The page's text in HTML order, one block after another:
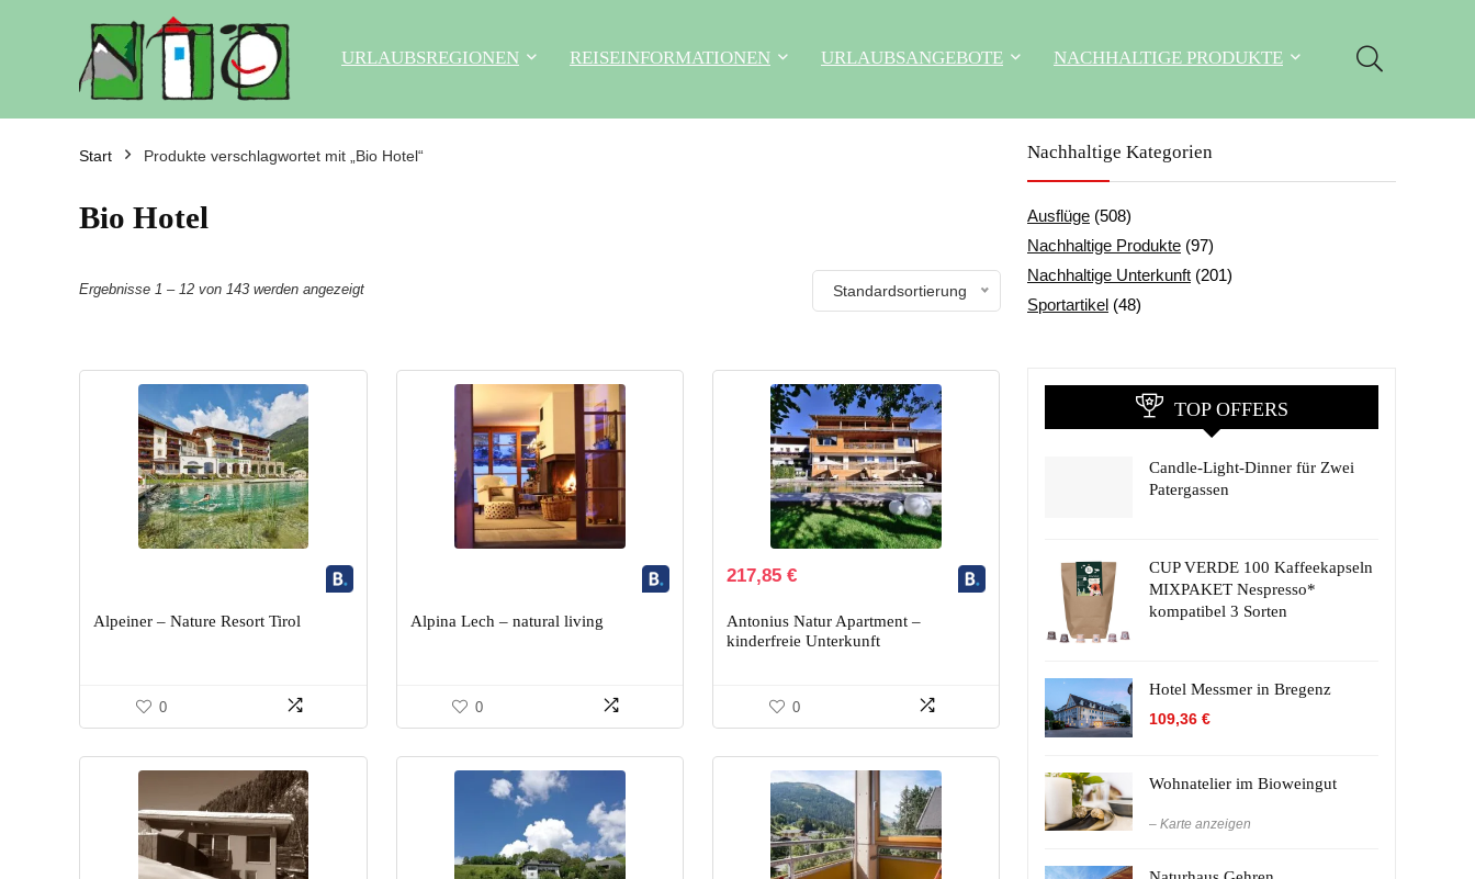
URLAUBSREGIONEN REISEINFORMATIONEN URLAUBSANGEBOTE NACHHALTIGE PRODUKTE
Start Produkte verschlagwortet mit „Bio Hotel“
Bio Hotel
Ergebnisse 1 – 12 von 143 werden angezeigt Standardsortierung
Alpeiner – Nature Resort Tirol
0
Alpina Lech – natural living
0
217,85€
Antonius Natur Apartment –
kinderfreie Unterkunft
0
Nachhaltige Kategorien
Ausflüge (508)
Nachhaltige Produkte (97)
Nachhaltige Unterkunft (201)
Sportartikel (48)
TOP OFFERS
Candle-Light-Dinner für Zwei
Patergassen
CUP VERDE 100 Kaffeekapseln
MIXPAKET Nespresso*
kompatibel 3 Sorten
Hotel Messmer in Bregenz
109,36 €
Wohnatelier im Bioweingut
– Karte anzeigen